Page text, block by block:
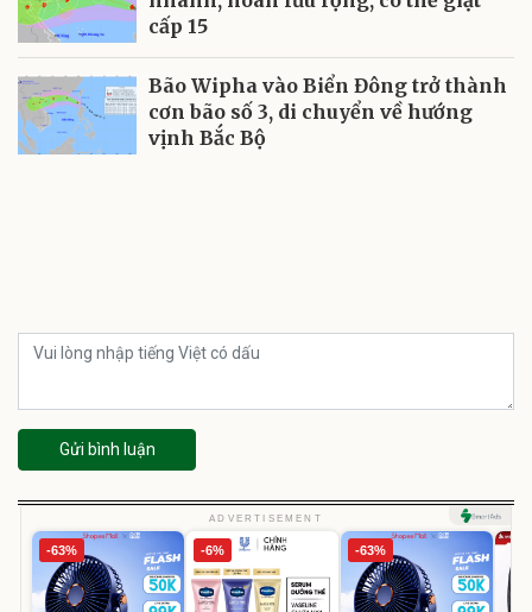
cấp 15
Bão Wipha vào Biển Đông trở thành
cơn bão số 3, di chuyển về hướng
vịnh Bắc Bộ
Gửi bình luận
ADVERTISEMENT
-63% -6% -63%